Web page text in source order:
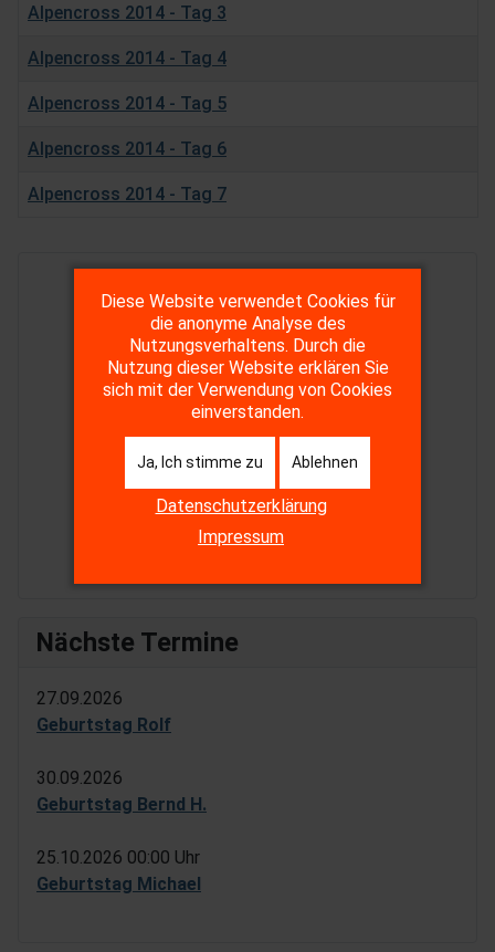
Alpencross 2014 - Tag 3
Alpencross 2014 - Tag 4
Alpencross 2014 - Tag 5
Alpencross 2014 - Tag 6
Alpencross 2014 - Tag 7
Nächste Termine
27.09.2026
Geburtstag Rolf
30.09.2026
Geburtstag Bernd H.
25.10.2026 00:00 Uhr
Geburtstag Michael
Diese Website verwendet Cookies für
die anonyme Analyse des
Nutzungsverhaltens. Durch die
Nutzung dieser Website erklären Sie
sich mit der Verwendung von Cookies
einverstanden.
Ja, Ich stimme zu Ablehnen
Datenschutzerklärung
Impressum